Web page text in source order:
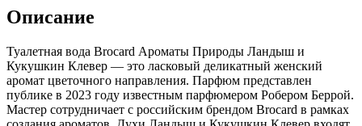
Описание
Туалетная вода Brocard Ароматы Природы Ландыш и
Кукушкин Клевер — это ласковый деликатный женский
аромат цветочного направления. Парфюм представлен
публике в 2023 году известным парфюмером Робером Беррой.
Мастер сотрудничает с российским брендом Brocard в рамках